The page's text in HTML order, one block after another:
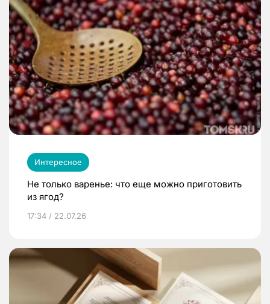
Интересное
Не только варенье: что еще можно приготовить
из ягод?
17:34 / 22.07.26